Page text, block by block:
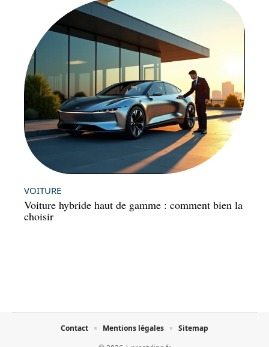
VOITURE
Voiture hybride haut de gamme : comment bien la
choisir
Contact Mentions légales Sitemap